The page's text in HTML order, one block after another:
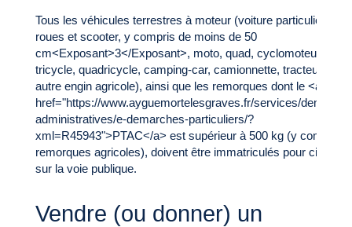
Tous les véhicules terrestres à moteur (voiture particulière, 2
roues et scooter, y compris de moins de 50
cm<Exposant>3</Exposant>, moto, quad, cyclomoteur,
tricycle, quadricycle, camping-car, camionnette, tracteur et
autre engin agricole), ainsi que les remorques dont le <a
href="https://www.ayguemortelesgraves.fr/services/
administratives/e-demarches-particuliers/?
xml=R45943">PTAC</a> est supérieur à 500 kg (y compris
remorques agricoles), doivent être immatriculés pour circuler
sur la voie publique.
Vendre (ou donner) un